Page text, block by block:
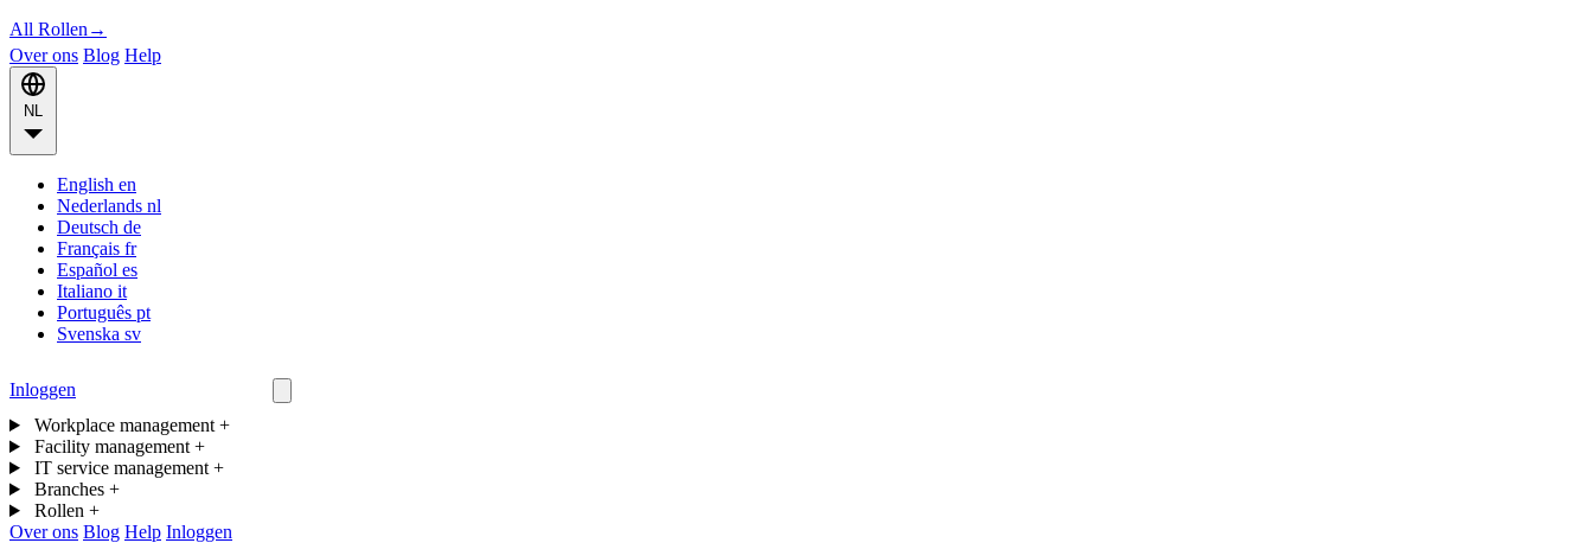
All Rollen →
Over ons Blog Help
English en
Nederlands nl
Deutsch de
Français fr
Español es
Italiano it
Português pt
Svenska sv
Inloggen
Workplace management +
Facility management +
IT service management +
Branches +
Rollen +
Over ons Blog Help Inloggen